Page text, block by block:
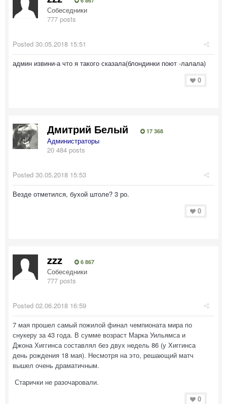
Собеседники
777 posts
Posted 30.05.2018 15:51
админ извини-а что я такого сказала(блондинки поют -лалала)
0
Дмитрий Белый 17 368
Администраторы
20 484 posts
Posted 30.05.2018 15:53
Везде отметился, бухой штоле? 3 ро.
0
zzz 6 867
Собеседники
777 posts
Posted 02.06.2018 16:59
7 мая прошел самый пожилой финал чемпионата мира по
снукеру за 43 года. В сумме возраст Марка Уильямса и
Джона Хиггинса составлял без двух недель 86 (у Хиггинса
день рождения 18 мая). Несмотря на это, решающий матч
вышел очень драматичным.
Старички не разочаровали.
0